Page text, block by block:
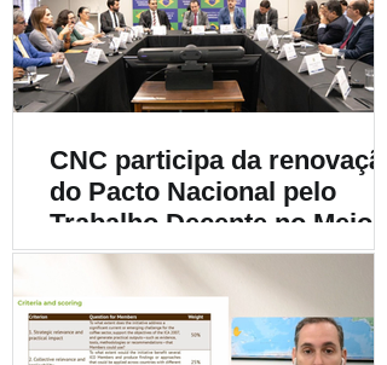
CNC participa da renovação
do Pacto Nacional pelo
Trabalho Decente no Meio
Rural e destaca a
importância da
sustentabilidade social na
cafeicultura